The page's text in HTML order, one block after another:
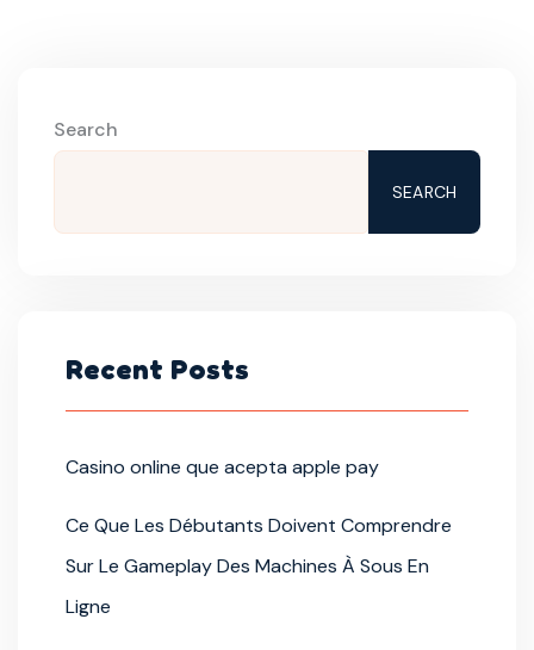
Search
SEARCH
Recent Posts
Casino online que acepta apple pay
Ce Que Les Débutants Doivent Comprendre
Sur Le Gameplay Des Machines À Sous En
Ligne